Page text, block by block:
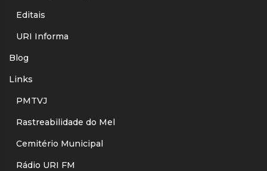
Editais
URI Informa
Blog
Links
PMTVJ
Rastreabilidade do Mel
Cemitério Municipal
Rádio URI FM